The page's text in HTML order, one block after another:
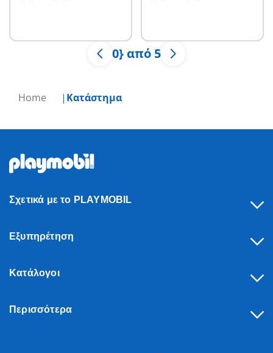
Home Κατάστημα
0} από 5
Σχετικά με το PLAYMOBIL
Εξυπηρέτηση
Κατάλογοι
Περισσότερα